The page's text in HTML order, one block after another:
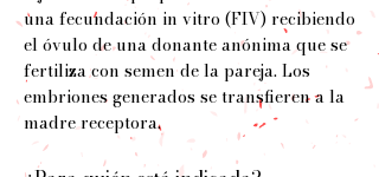
una fecundación in vitro (FIV) recibiendo
el óvulo de una donante anónima que se
fertiliza con semen de la pareja. Los
embriones generados se transfieren a la
madre receptora.